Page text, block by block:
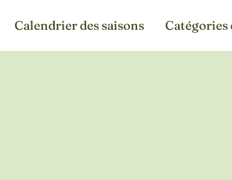
Calendrier des saisons Catégories